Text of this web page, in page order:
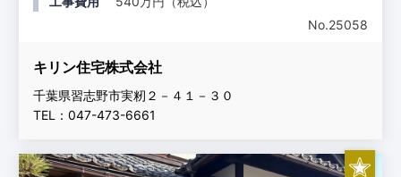
No.25058
キリン住宅株式会社
千葉県習志野市実籾２－４１－３０
TEL：047-473-6661